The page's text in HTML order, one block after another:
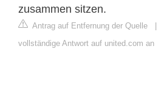
zusammen sitzen.
Antrag auf Entfernung der Quelle
vollständige Antwort auf united.com an